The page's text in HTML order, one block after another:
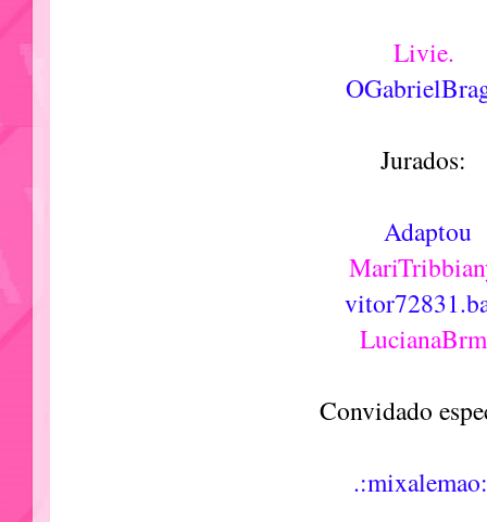
Livie.
Jurados:
Adaptou
LucianaBrm
Convidado